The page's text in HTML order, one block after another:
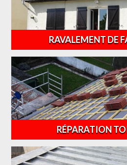
RAVALEMENT DE
RÉPARATION